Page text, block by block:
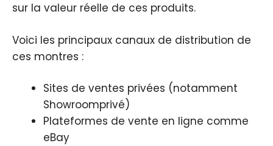
sur la valeur réelle de ces produits.
Voici les principaux canaux de distribution de
ces montres :
Sites de ventes privées (notamment
Showroomprivé)
Plateformes de vente en ligne comme
eBay